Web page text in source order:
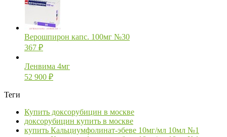
Верошпирон капс. 100мг №30
367 ₽
Ленвима 4мг
52 900 ₽
Теги
Купить доксорубицин в москве
доксорубицин купить в москве
купить Кальциумфолинат-эбеве 10мг/мл 10мл №1